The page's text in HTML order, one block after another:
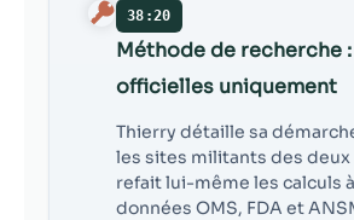
38:20
Méthode de recherche
officielles uniquement
Thierry détaille sa
les sites militants des
refait lui-même les calculs
données OMS, FDA et